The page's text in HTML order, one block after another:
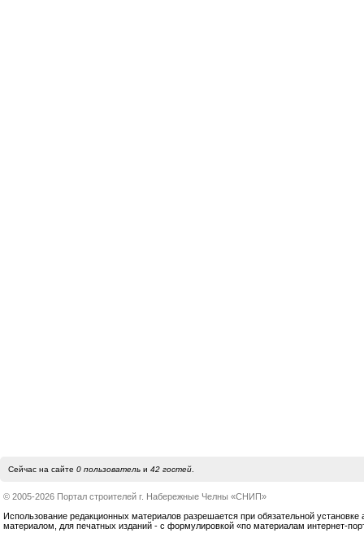
Сейчас на сайте 0 пользовательи 42 гостей.
© 2005-2026 Портал строителей г. Набережные Челны «СНИП»
Использование редакционных материалов разрешается при обязательной установке
материалом, для печатных изданий - с формулировкой «по материалам интернет-